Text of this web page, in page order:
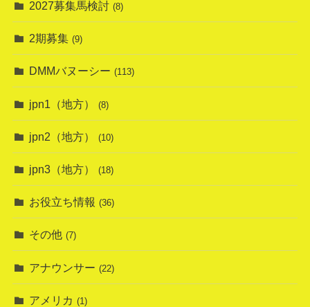
2027募集馬検討 (8)
2期募集 (9)
DMMバヌーシー (113)
jpn1（地方） (8)
jpn2（地方） (10)
jpn3（地方） (18)
お役立ち情報 (36)
その他 (7)
アナウンサー (22)
アメリカ (1)